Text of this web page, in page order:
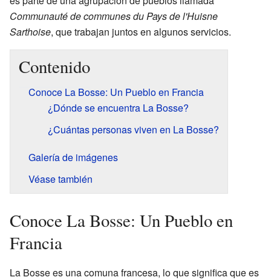
Communauté de communes du Pays de l'Huisne
Sarthoise, que trabajan juntos en algunos servicios.
Contenido
Conoce La Bosse: Un Pueblo en Francia
¿Dónde se encuentra La Bosse?
¿Cuántas personas viven en La Bosse?
Galería de imágenes
Véase también
Conoce La Bosse: Un Pueblo en
Francia
La Bosse es una comuna francesa, lo que significa que es